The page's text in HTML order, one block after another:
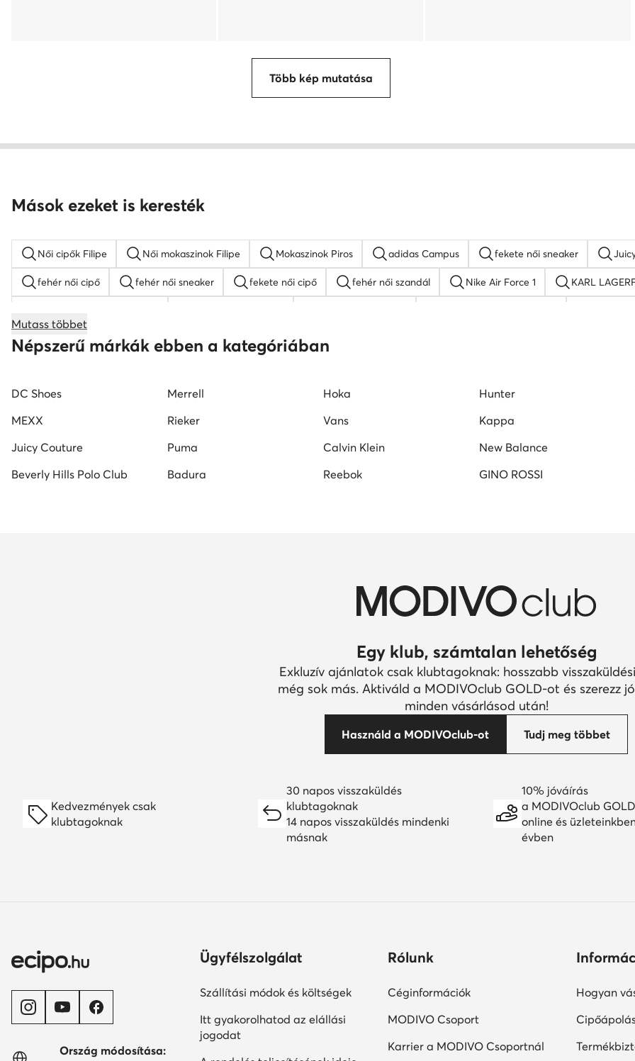
Több kép mutatása
Mások ezeket is keresték
Női cipők Filipe Női mokaszinok Filipe Mokaszinok Piros adidas Campus fekete női sneaker
fehér női cipő fehér női sneaker fekete női cipő fehér női szandál Nike Air Force 1 KARL
Reebok női cipő fekete mokaszin női G-Star RAW női cipők
Mutass többet
Népszerű márkák ebben a kategóriában
DC Shoes Merrell Hoka Hunter
MEXX
Rieker Vans Kappa
Juicy Couture
Puma Calvin Klein New Balance
Beverly Hills Polo Club
Badura Reebok GINO ROSSI
Egy klub, számtalan lehetőség
Exkluzív ajánlatok csak klubtagoknak: hosszabb
még sok más. Aktiváld a MODIVOclub GOLD-ot és szerezz
minden vásárlásod után!
Használd a MODIVOclub-ot Tudj meg többet
Kedvezmények csak
klubtagoknak
30 napos visszaküldés
klubtagoknak
14 napos visszaküldés mindenki
másnak
10% jóváírás
a MODIVOclub
online és
évben
Ország módosítása:
Ügyfélszolgálat
Szállítási módok és költségek
Itt gyakorolhatod az elállási
jogodat
Rólunk
Céginformációk
MODIVO Csoport
Karrier a MODIVO Csoportnál
Hogyan